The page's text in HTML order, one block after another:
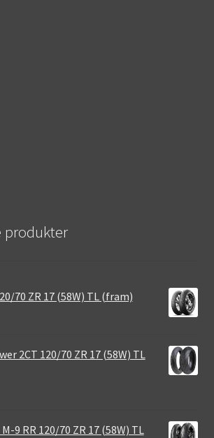
produkter
70 ZR 17 (58W) TL (fram)
2CT 120/70 ZR 17 (58W) TL
9 RR 120/70 ZR 17 (58W) TL